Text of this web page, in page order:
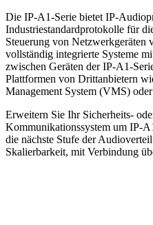
Die IP-A1-Serie bietet IP-
Industriestandardprotokolle für
Steuerung von Netzwerkgeräten
vollständig integrierte Systeme
zwischen Geräten der IP-A1-
Plattformen von Drittanbietern
Management System (VMS)
Erweitern Sie Ihr Sicherheits-
Kommunikationssystem um IP-
die nächste Stufe der
Skalierbarkeit, mit Verbindung